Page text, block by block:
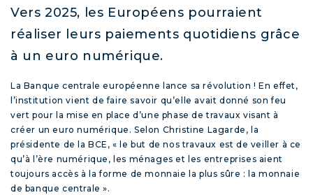
Vers 2025, les Européens pourraient
réaliser leurs paiements quotidiens grâce
à un euro numérique.
La Banque centrale européenne lance sa révolution ! En effet,
l’institution vient de faire savoir qu’elle avait donné son feu
vert pour la mise en place d’une phase de travaux visant à
créer un euro numérique. Selon Christine Lagarde, la
présidente de la BCE, « le but de nos travaux est de veiller à ce
qu’à l’ère numérique, les ménages et les entreprises aient
toujours accès à la forme de monnaie la plus sûre : la monnaie
de banque centrale ».